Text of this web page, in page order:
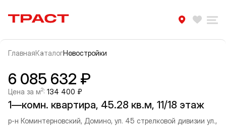
Траст | Служба недвижимости
ГлавнаяКаталогНовостройки
Информация об объекте
Галерея
6 085 632 ₽
Цена за м2: 134 400 ₽
1—комн. квартира, 45.28 кв.м, 11/18 этаж
р-н Коминтерновский, Домино, ул. 45 стрелковой дивизии ул.,